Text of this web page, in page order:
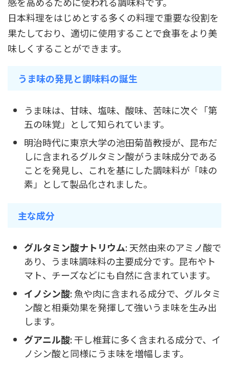
日本料理をはじめとする多くの料理で重要な役割を
果たしており、適切に使用することで食事をより美
味しくすることができます。
うま味の発見と調味料の誕生
うま味は、甘味、塩味、酸味、苦味に次ぐ「第
五の味覚」として知られています。
明治時代に東京大学の池田菊苗教授が、昆布だ
しに含まれるグルタミン酸がうま味成分である
ことを発見し、これを基にした調味料が「味の
素」として製品化されました。
主な成分
グルタミン酸ナトリウム: 天然由来のアミノ酸で
あり、うま味調味料の主要成分です。昆布やト
マト、チーズなどにも自然に含まれています。
イノシン酸: 魚や肉に含まれる成分で、グルタミ
ン酸と相乗効果を発揮して強いうま味を生み出
します。
グアニル酸: 干し椎茸に多く含まれる成分で、イ
ノシン酸と同様にうま味を増幅します。